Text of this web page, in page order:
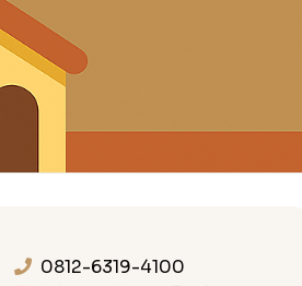
0812-6319-4100